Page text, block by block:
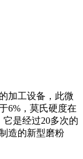
加工设备，此微
6%，莫氏硬度在
是经过20多次的
造的新型磨粉